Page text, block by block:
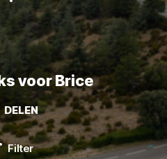
voor Brice
DELEN
Filter